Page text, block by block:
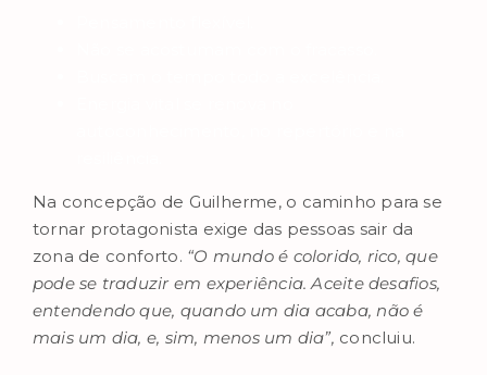
Na concepção de Guilherme, o caminho para se
tornar protagonista exige das pessoas sair da
zona de conforto. “O mundo é colorido, rico, que
pode se traduzir em experiência. Aceite desafios,
entendendo que, quando um dia acaba, não é
mais um dia, e, sim, menos um dia”, concluiu.